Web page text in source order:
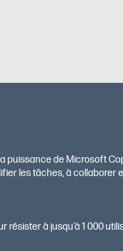
puissance de Microsoft
les tâches, à collaborer
résister à jusqu’à 1 000